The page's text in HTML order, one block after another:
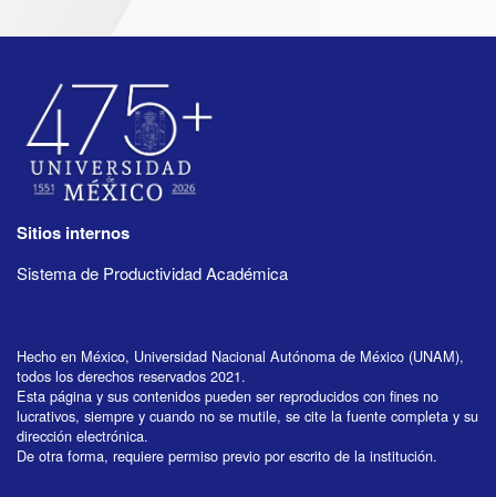
Sitios internos
Sistema de Productividad Académica
Hecho en México, Universidad Nacional Autónoma de México (UNAM),
todos los derechos reservados 2021.
Esta página y sus contenidos pueden ser reproducidos con fines no
lucrativos, siempre y cuando no se mutile, se cite la fuente completa y su
dirección electrónica.
De otra forma, requiere permiso previo por escrito de la institución.